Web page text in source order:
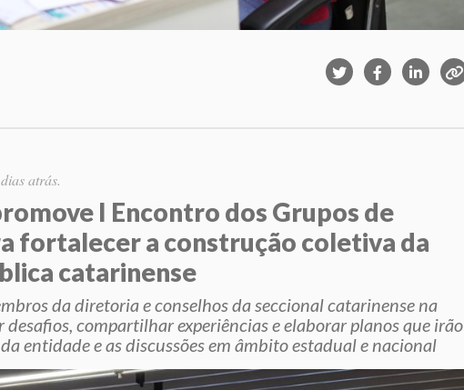
atrás.
I Encontro dos Grupos de
fortalecer a construção coletiva da
catarinense
da diretoria e conselhos da seccional catarinense na
compartilhar experiências e elaborar planos que irão
entidade e as discussões em âmbito estadual e nacional